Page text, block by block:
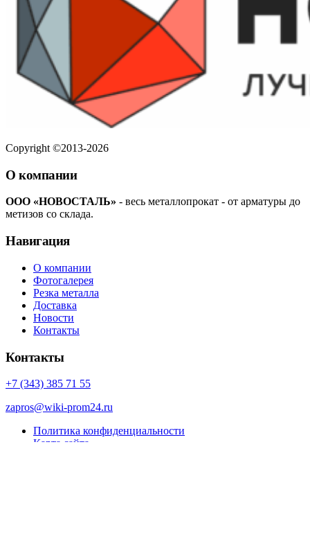
Copyright ©2013-2026
О компании
ООО «НОВОСТАЛЬ» - весь металлопрокат - от арматуры до
метизов со склада.
Навигация
О компании
Фотогалерея
Резка металла
Доставка
Новости
Контакты
Контакты
+7 (343) 385 71 55
zapros@wiki-prom24.ru
Политика конфиденциальности
Карта сайта